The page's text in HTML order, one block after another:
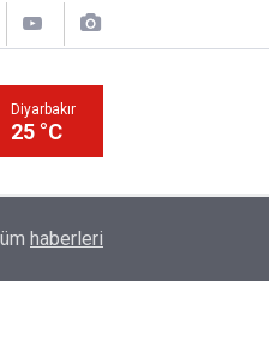
Diyarbakır
25 °C
yê Ferhengê Zazakî-Tirkî
haberleri